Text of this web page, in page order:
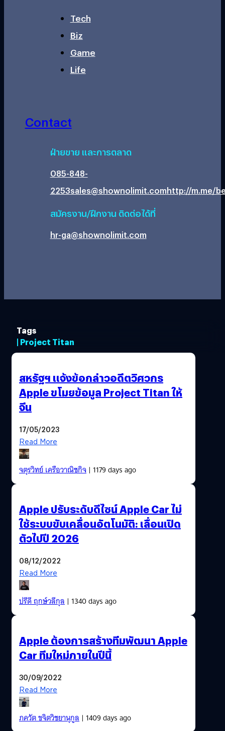
Tech
Biz
Game
Life
Contact
ฝ่ายขาย และการตลาด
085-848-
2253sales@shownolimit.comhttp://m.me/
สมัครงาน/ฝึกงาน ติดต่อได้ที่
hr-ga@shownolimit.com
Tags
| Project Titan
สหรัฐฯ แจ้งข้อกล่าวอดีตวิศวกร
Apple ขโมยข้อมูล Project Titan ให้
จีน
17/05/2023
Read More
จตุรวิทย์ เครือวาณิชกิจ| 1179 days ago
Apple ปรับระดับดีไซน์ Apple Car ไม่
ใช้ระบบขับเคลื่อนอัตโนมัติ: เลื่อนเปิด
ตัวไปปี 2026
08/12/2022
Read More
ปรีดี ฤกษ์วลีกุล| 1340 days ago
Apple ต้องการสร้างทีมพัฒนา Apple
Car ทีมใหม่ภายในปีนี้
30/09/2022
Read More
ภควัต ขจิตวิชยานุกูล| 1409 days ago